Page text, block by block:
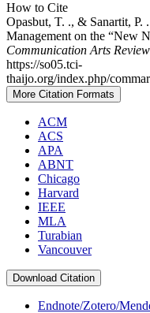
How to Cite
Opasbut, T. ., & Sanartit, P.
Management on the “New
Communication Arts Review
https://so05.tci-
thaijo.org/index.php/
More Citation Formats
ACM
ACS
APA
ABNT
Chicago
Harvard
IEEE
MLA
Turabian
Vancouver
Download Citation
Endnote/Zotero/